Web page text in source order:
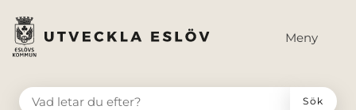
till innehåll
huvudmeny
Meny
VAD LETAR DU EFTER?
Sök